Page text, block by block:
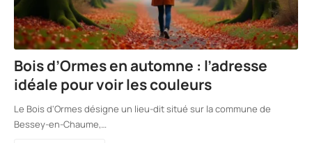
Bois d’Ormes en automne : l’adresse
idéale pour voir les couleurs
Le Bois d'Ormes désigne un lieu-dit situé sur la commune de
Bessey-en-Chaume,…